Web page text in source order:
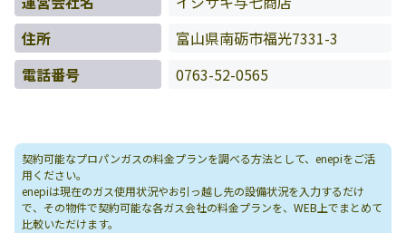
住所
富山県南砺市福光7331-3
電話番号
0763-52-0565
契約可能なプロパンガスの料金プランを調べる方法として、enepiをご活
用ください。
enepiは現在のガス使用状況やお引っ越し先の設備状況を入力するだけ
で、その物件で契約可能な各ガス会社の料金プランを、WEB上でまとめて
比較いただけます。